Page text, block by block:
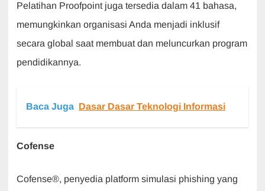
Pelatihan Proofpoint juga tersedia dalam 41 bahasa,
memungkinkan organisasi Anda menjadi inklusif
secara global saat membuat dan meluncurkan program
pendidikannya.
Baca Juga Dasar Dasar Teknologi Informasi
Cofense
Cofense®, penyedia platform simulasi phishing yang